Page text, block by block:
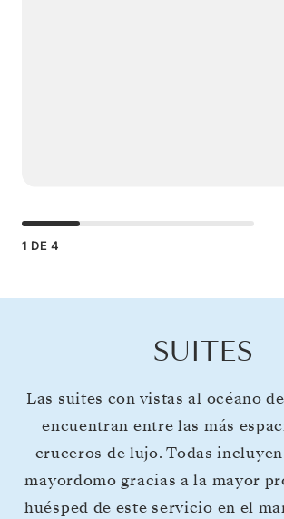
1 DE 4
SUITES
Las suites con vistas al océano
encuentran entre las más
cruceros de lujo. Todas
mayordomo gracias a la mayor
huésped de este servicio en el